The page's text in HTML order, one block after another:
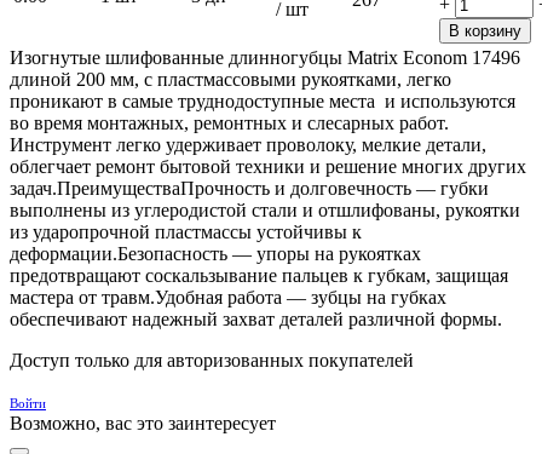
/ шт
В корзину
Изогнутые шлифованные длинногубцы Matrix Econom 17496
длиной 200 мм, с пластмассовыми рукоятками, легко
проникают в самые труднодоступные места и используются
во время монтажных, ремонтных и слесарных работ.
Инструмент легко удерживает проволоку, мелкие детали,
облегчает ремонт бытовой техники и решение многих других
задач.ПреимуществаПрочность и долговечность — губки
выполнены из углеродистой стали и отшлифованы, рукоятки
из ударопрочной пластмассы устойчивы к
деформации.Безопасность — упоры на рукоятках
предотвращают соскальзывание пальцев к губкам, защищая
мастера от травм.Удобная работа — зубцы на губках
обеспечивают надежный захват деталей различной формы.
Доступ только для авторизованных покупателей
Войти
Возможно, вас это заинтересует